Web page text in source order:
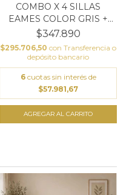
COMBO X 4 SILLAS
EAMES COLOR GRIS +
MESA...
$347.890
$295.706,50 con Transferencia o
depósito bancario
6 cuotas sin interés de
$57.981,67